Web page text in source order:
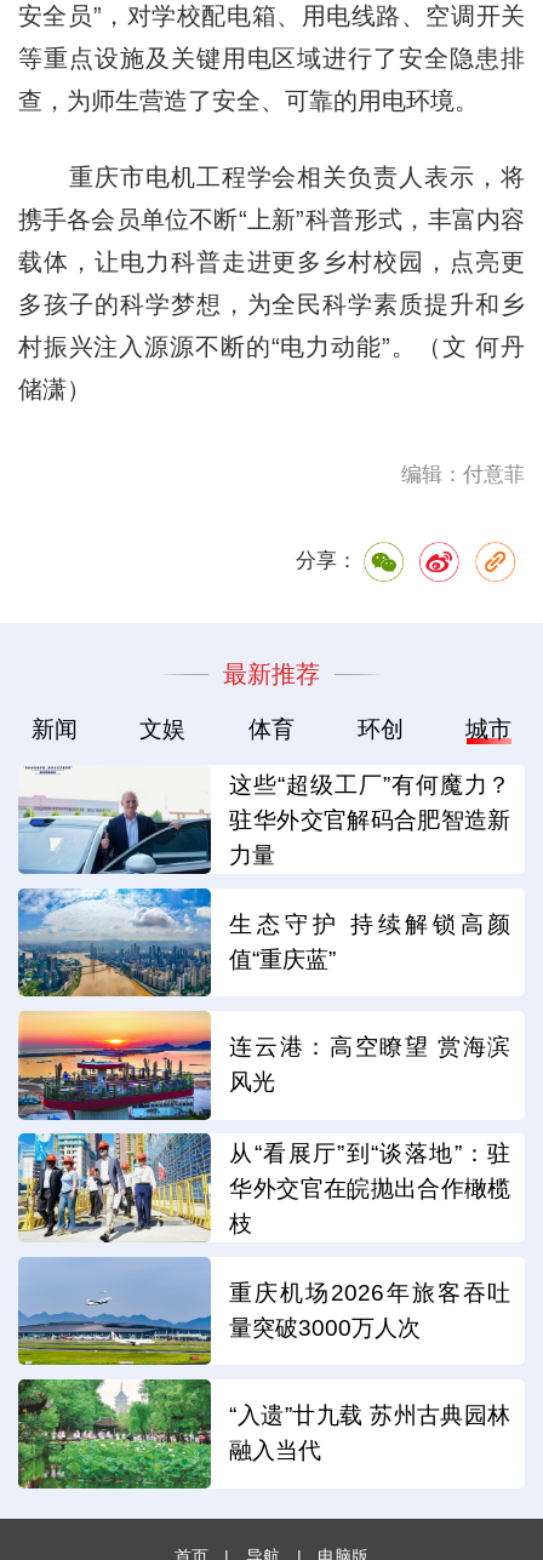
安全员”，对学校配电箱、用电线路、空调开关
等重点设施及关键用电区域进行了安全隐患排
查，为师生营造了安全、可靠的用电环境。
重庆市电机工程学会相关负责人表示，将
携手各会员单位不断“上新”科普形式，丰富内容
载体，让电力科普走进更多乡村校园，点亮更
多孩子的科学梦想，为全民科学素质提升和乡
村振兴注入源源不断的“电力动能”。（文 何丹
储潇）
编辑：付意菲
分享：
最新推荐
新闻 文娱 体育 环创 城市
这些“超级工厂”有何魔力？
驻华外交官解码合肥智造新
力量
生态守护 持续解锁高颜
值“重庆蓝”
连云港：高空瞭望 赏海滨
风光
从“看展厅”到“谈落地”：驻
华外交官在皖抛出合作橄榄
枝
重庆机场2026年旅客吞吐
量突破3000万人次
“入遗”廿九载 苏州古典园林
融入当代